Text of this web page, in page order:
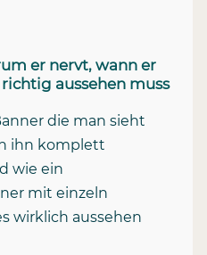
er nervt, wann er
aussehen muss
die man sieht
ihn komplett
wie ein
mit einzeln
wirklich aussehen